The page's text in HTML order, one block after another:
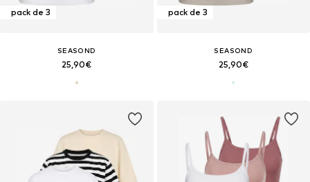
pack de 3
SEASOND
25,90€
pack de 3
SEASOND
25,90€